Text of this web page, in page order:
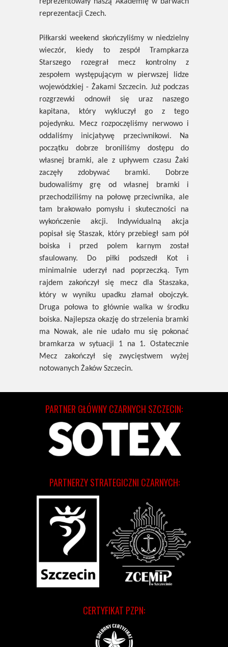
reprezentacji Czech.
Piłkarski weekend skończyliśmy w niedzielny
wieczór, kiedy to zespół Trampkarza
Starszego rozegrał mecz kontrolny z
zespołem występującym w pierwszej lidze
wojewódzkiej - Żakami Szczecin. Już podczas
rozgrzewki odnowił się uraz naszego
kapitana, który wykluczył go z tego
pojedynku. Mecz rozpoczęliśmy nerwowo i
oddaliśmy inicjatywę przeciwnikowi. Na
początku dobrze broniliśmy dostępu do
własnej bramki, ale z upływem czasu Żaki
zaczęły zdobywać bramki. Dobrze
budowaliśmy grę od własnej bramki i
przechodziliśmy na połowę przeciwnika, ale
tam brakowało pomysłu i skuteczności na
wykończenie akcji. Indywidualną akcja
popisał się Staszak, który przebiegł sam pół
boiska i przed polem karnym został
sfaulowany. Do piłki podszedł Kot i
minimalnie uderzył nad poprzeczką. Tym
rajdem zakończył się mecz dla Staszaka,
który w wyniku upadku złamał obojczyk.
Druga połowa to głównie walka w środku
boiska. Najlepsza okazję do strzelenia bramki
ma Nowak, ale nie udało mu się pokonać
bramkarza w sytuacji 1 na 1. Ostatecznie
Mecz zakończył się zwycięstwem wyżej
notowanych Żaków Szczecin.
CERTYFIKAT PZPN:
PARTNERZY STRATEGICZNI CZARNYCH:
PARTNER GŁÓWNY CZARNYCH SZCZECIN: